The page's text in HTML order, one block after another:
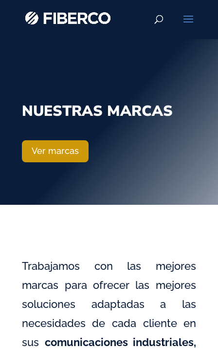
NUESTRAS MARCAS
Ver marcas
Trabajamos con las mejores
marcas para ofrecer las mejores
soluciones adaptadas a las
necesidades de cada cliente en
sus comunicaciones industriales,